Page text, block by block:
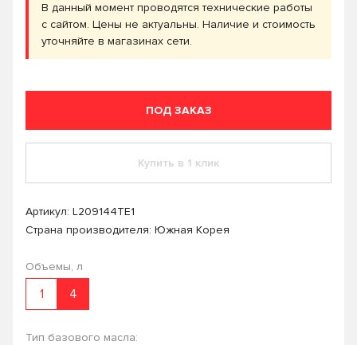
В данный момент проводятся технические работы
с сайтом. Цены не актуальны. Наличие и стоимость
уточняйте в магазинах сети.
ПОД ЗАКАЗ
Купить в 1 клик
Артикул: L209144TE1
Страна производителя: Южная Корея
Объемы, л
1 4
Тип базового масла: